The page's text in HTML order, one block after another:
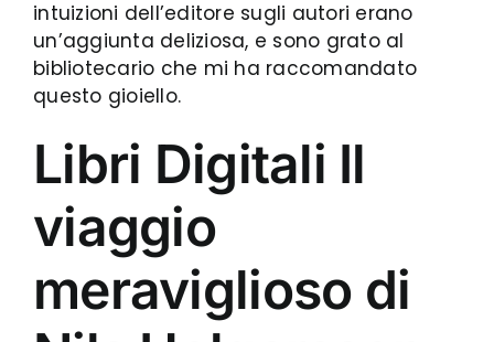
intuizioni dell’editore sugli autori erano
un’aggiunta deliziosa, e sono grato al
bibliotecario che mi ha raccomandato
questo gioiello.
Libri Digitali Il
viaggio
meraviglioso di